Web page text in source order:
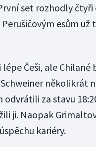
set rozhodly čtyři
Perušičovým esům
Češi, ale Chilané
několikrát
odvrátili za stavu
ji. Naopak
kariéry.